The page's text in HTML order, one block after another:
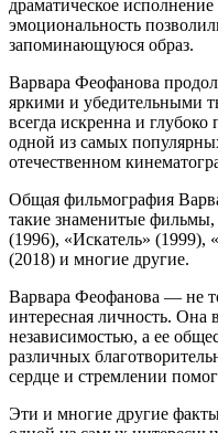
драматическое
эмоциональность
запоминающуюся образ.
Варвара Феофанова
яркими и убедительными
всегда искренна и
одной из самых
отечественном
Общая фильмография
такие знаменитые
(1996), «Искатель» (1999),
(2018) и многие другие.
Варвара Феофанова — не
интересная личность. Она
независимостью, а ее
различных
сердце и стремлении
Эти и многие другие